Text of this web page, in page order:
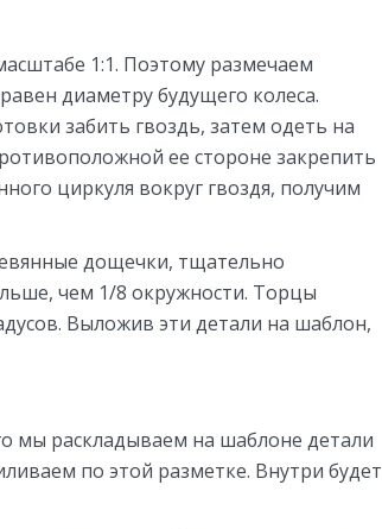
1:1. Поэтому размечаем
диаметру будущего колеса.
забить гвоздь, затем одеть на
ее стороне закрепить
циркуля вокруг гвоздя, получим
дощечки, тщательно
чем 1/8 окружности. Торцы
Выложив эти детали на шаблон,
мы раскладываем на шаблоне детали
по этой разметке. Внутри будет